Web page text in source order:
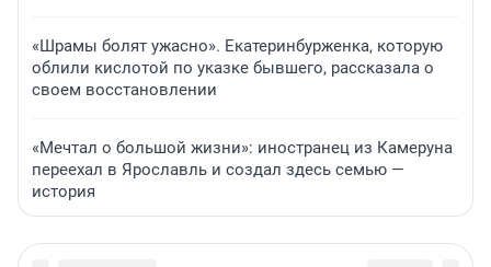
«Шрамы болят ужасно». Екатеринбурженка, которую
облили кислотой по указке бывшего, рассказала о
своем восстановлении
«Мечтал о большой жизни»: иностранец из Камеруна
переехал в Ярославль и создал здесь семью —
история